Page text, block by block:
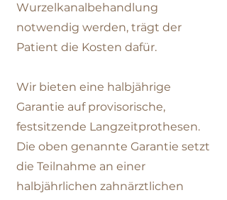
Wurzelkanalbehandlung
notwendig werden, trägt der
Patient die Kosten dafür.
Wir bieten eine halbjährige
Garantie auf provisorische,
festsitzende Langzeitprothesen.
Die oben genannte Garantie setzt
die Teilnahme an einer
halbjährlichen zahnärztlichen